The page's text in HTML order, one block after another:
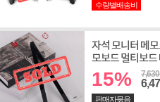
수량별배송비
자석 모니터 메
모보드 멀티보드
15%
판매자묶음